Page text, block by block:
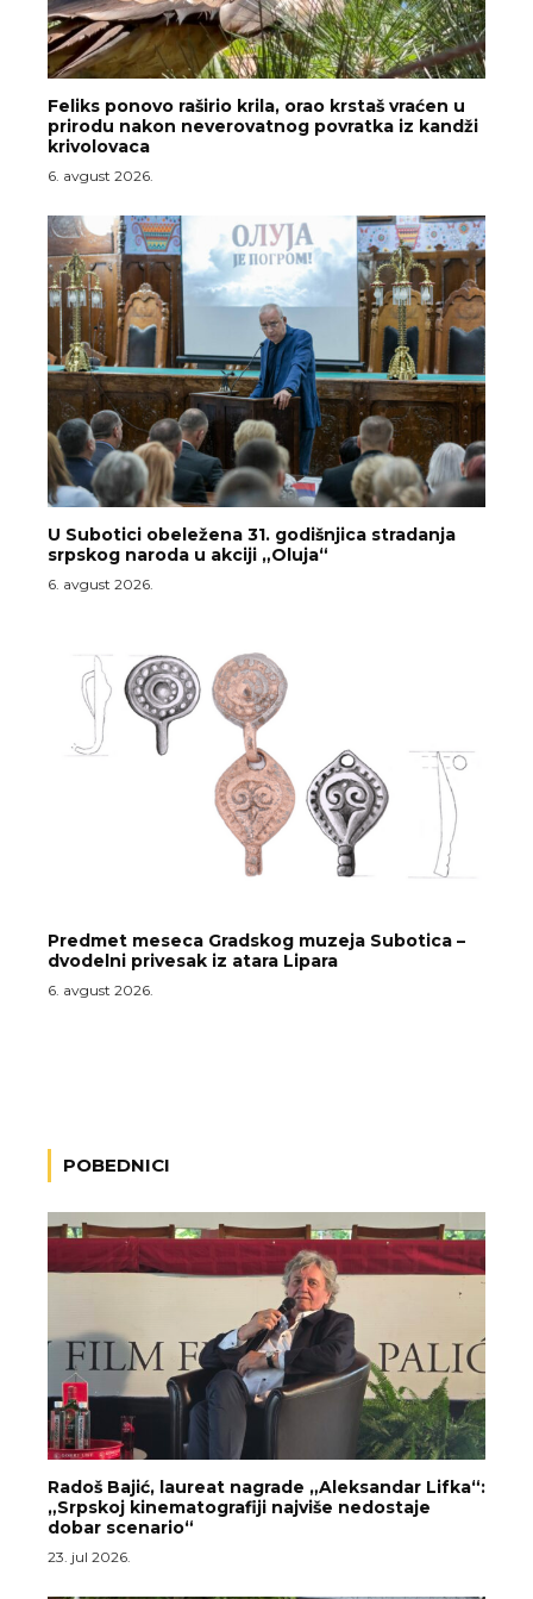
Feliks ponovo raširio krila, orao krstaš vraćen u
prirodu nakon neverovatnog povratka iz kandži
krivolovaca
6. avgust 2026.
U Subotici obeležena 31. godišnjica stradanja
srpskog naroda u akciji „Oluja“
6. avgust 2026.
Predmet meseca Gradskog muzeja Subotica –
dvodelni privesak iz atara Lipara
6. avgust 2026.
POBEDNICI
Radoš Bajić, laureat nagrade „Aleksandar Lifka“:
„Srpskoj kinematografiji najviše nedostaje
dobar scenario“
23. jul 2026.